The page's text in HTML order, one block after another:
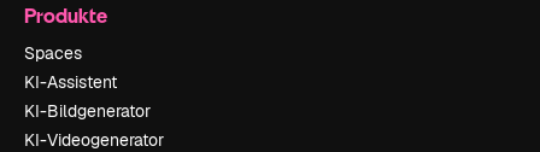
Produkte
Spaces
KI-Assistent
KI-Bildgenerator
KI-Videogenerator